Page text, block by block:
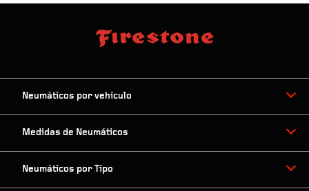
Neumáticos por vehículo
Medidas de Neumáticos
Neumáticos por Tipo